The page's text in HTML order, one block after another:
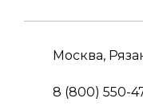
Москва,
8 (800) 550-